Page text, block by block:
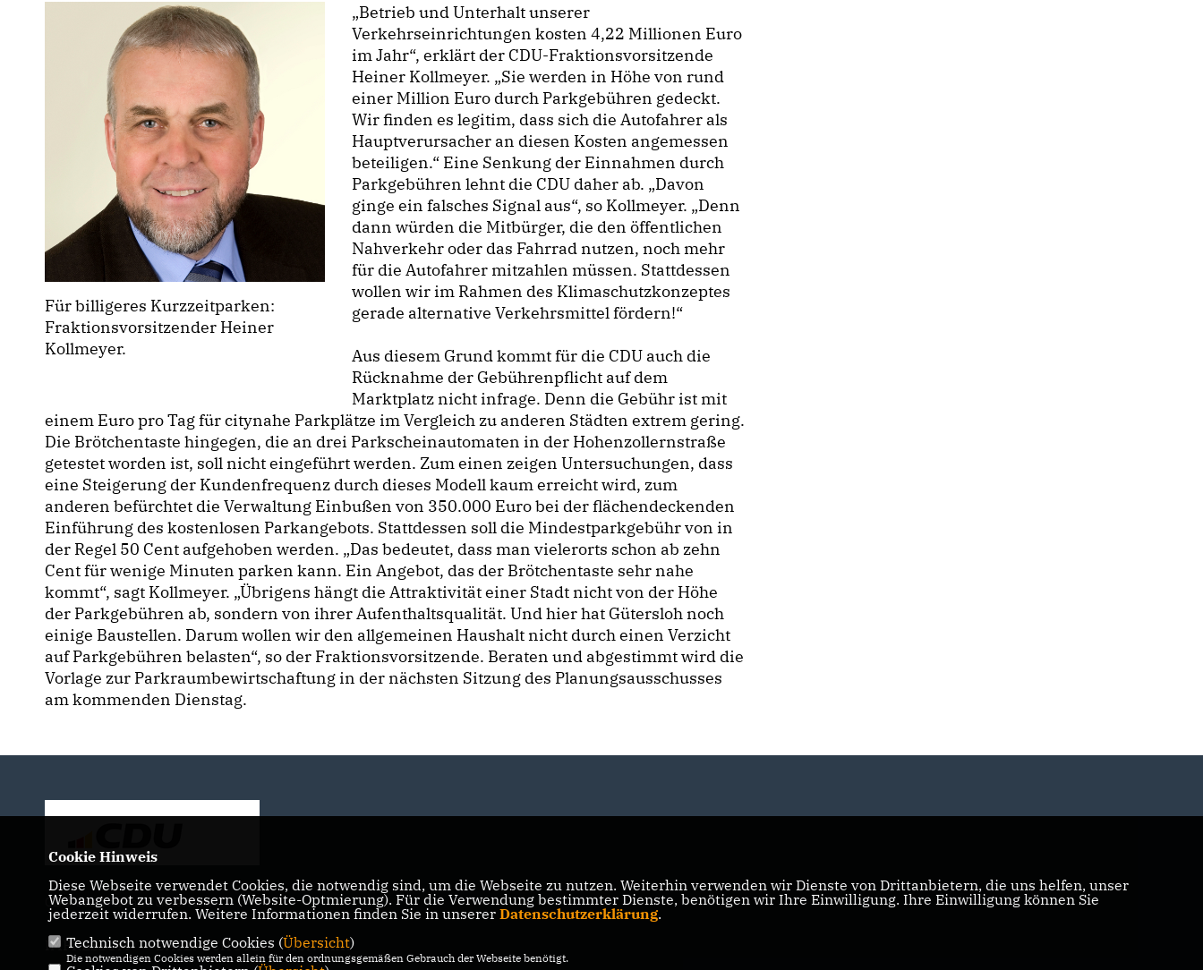
Für billigeres Kurzzeitparken:
Fraktionsvorsitzender Heiner
Kollmeyer.
Betrieb und Unterhalt unserer
Verkehrseinrichtungen kosten 4,22 Millionen Euro
im Jahr“, erklärt der CDU-Fraktionsvorsitzende
Heiner Kollmeyer. „Sie werden in Höhe von rund
einer Million Euro durch Parkgebühren gedeckt.
Wir finden es legitim, dass sich die Autofahrer als
Hauptverursacher an diesen Kosten angemessen
beteiligen.“ Eine Senkung der Einnahmen durch
Parkgebühren lehnt die CDU daher ab. „Davon
ginge ein falsches Signal aus“, so Kollmeyer. „Denn
dann würden die Mitbürger, die den öffentlichen
Nahverkehr oder das Fahrrad nutzen, noch mehr
für die Autofahrer mitzahlen müssen. Stattdessen
wollen wir im Rahmen des Klimaschutzkonzeptes
gerade alternative Verkehrsmittel fördern!“
Aus diesem Grund kommt für die CDU auch die
Rücknahme der Gebührenpflicht auf dem
Marktplatz nicht infrage. Denn die Gebühr ist mit
einem Euro pro Tag für citynahe Parkplätze im Vergleich zu anderen Städten extrem gering.
Die Brötchentaste hingegen, die an drei Parkscheinautomaten in der Hohenzollernstraße
getestet worden ist, soll nicht eingeführt werden. Zum einen zeigen Untersuchungen, dass
eine Steigerung der Kundenfrequenz durch dieses Modell kaum erreicht wird, zum
anderen befürchtet die Verwaltung Einbußen von 350.000 Euro bei der flächendeckenden
Einführung des kostenlosen Parkangebots. Stattdessen soll die Mindestparkgebühr von in
der Regel 50 Cent aufgehoben werden. „Das bedeutet, dass man vielerorts schon ab zehn
Cent für wenige Minuten parken kann. Ein Angebot, das der Brötchentaste sehr nahe
kommt“, sagt Kollmeyer. „Übrigens hängt die Attraktivität einer Stadt nicht von der Höhe
der Parkgebühren ab, sondern von ihrer Aufenthaltsqualität. Und hier hat Gütersloh noch
einige Baustellen. Darum wollen wir den allgemeinen Haushalt nicht durch einen Verzicht
auf Parkgebühren belasten“, so der Fraktionsvorsitzende. Beraten und abgestimmt wird die
Vorlage zur Parkraumbewirtschaftung in der nächsten Sitzung des Planungsausschusses
am kommenden Dienstag.
CDU-Stadtverband Gütersloh
IMPRESSUM DATENSCHUTZ KONTAKT
Cookie Hinweis
Diese Webseite verwendet Cookies, die notwendig sind, um die Webseite zu nutzen. Weiterhin verwenden wir Dienste von Drittanbietern, die uns helfen, unser
Webangebot zu verbessern (Website-Optmierung). Für die Verwendung bestimmter Dienste, benötigen wir Ihre Einwilligung. Ihre Einwilligung können Sie
jederzeit widerrufen. Weitere Informationen finden Sie in unserer Datenschutzerklärung.
Technisch notwendige Cookies (Übersicht)
Die notwendigen Cookies werden allein für den ordnungsgemäßen Gebrauch der Webseite benötigt.